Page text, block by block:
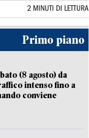
2 MINUTI DI LETTURA
Primo piano
(8 agosto) da
intenso fino a
conviene